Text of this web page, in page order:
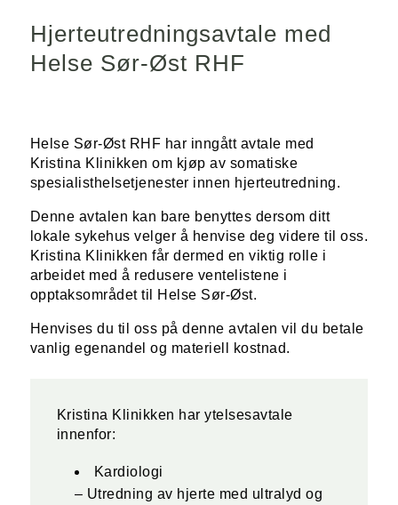
Hjerteutredningsavtale med
Helse Sør-Øst RHF
Helse Sør-Øst RHF har inngått avtale med
Kristina Klinikken om kjøp av somatiske
spesialisthelsetjenester innen hjerteutredning.
Denne avtalen kan bare benyttes dersom ditt
lokale sykehus velger å henvise deg videre til oss.
Kristina Klinikken får dermed en viktig rolle i
arbeidet med å redusere ventelistene i
opptaksområdet til Helse Sør-Øst.
Henvises du til oss på denne avtalen vil du betale
vanlig egenandel og materiell kostnad.
Kristina Klinikken har ytelsesavtale
innenfor:
Kardiologi
– Utredning av hjerte med ultralyd og